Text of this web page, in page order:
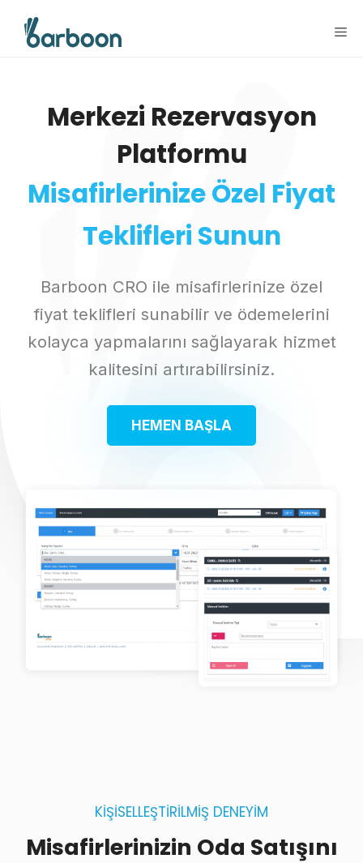
Merkezi Rezervasyon
Platformu
Misafirlerinize Özel Fiyat
Teklifleri Sunun
Barboon CRO ile misafirlerinize özel
fiyat teklifleri sunabilir ve ödemelerini
kolayca yapmalarını sağlayarak hizmet
kalitesini artırabilirsiniz.
HEMEN BAŞLA
KİŞİSELLEŞTİRİLMİŞ DENEYİM
Misafirlerinizin Oda Satışını